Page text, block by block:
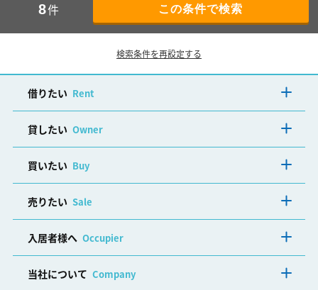
8件
検索条件を再設定する
借りたい Rent
貸したい Owner
買いたい Buy
売りたい Sale
入居者様へ Occupier
当社について Company